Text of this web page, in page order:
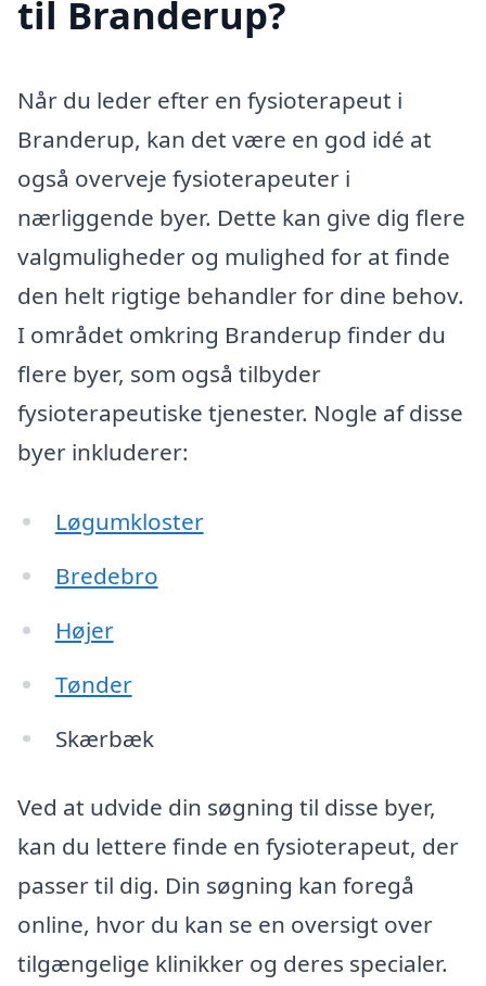
til Branderup?
Når du leder efter en fysioterapeut i
Branderup, kan det være en god idé at
også overveje fysioterapeuter i
nærliggende byer. Dette kan give dig flere
valgmuligheder og mulighed for at finde
den helt rigtige behandler for dine behov.
I området omkring Branderup finder du
flere byer, som også tilbyder
fysioterapeutiske tjenester. Nogle af disse
byer inkluderer:
Løgumkloster
Bredebro
Højer
Tønder
Skærbæk
Ved at udvide din søgning til disse byer,
kan du lettere finde en fysioterapeut, der
passer til dig. Din søgning kan foregå
online, hvor du kan se en oversigt over
tilgængelige klinikker og deres specialer.